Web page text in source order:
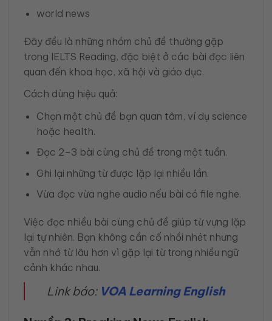
world news
Đây đều là những nhóm chủ đề thường gặp
trong IELTS Reading, đặc biệt ở các bài đọc liên
quan đến khoa học, xã hội và giáo dục.
Cách dùng hiệu quả:
Chọn một chủ đề bạn quan tâm, ví dụ science
hoặc health.
Đọc 2–3 bài cùng chủ đề trong một tuần.
Ghi lại những từ được lặp lại nhiều lần.
Vừa đọc vừa nghe audio nếu bài có file nghe.
Việc đọc nhiều bài cùng chủ đề giúp từ vựng lặp
lại tự nhiên. Bạn không cần cố nhồi nhét nhưng
vẫn nhớ từ lâu hơn vì gặp lại từ trong nhiều ngữ
cảnh khác nhau.
Link báo: VOA Learning English